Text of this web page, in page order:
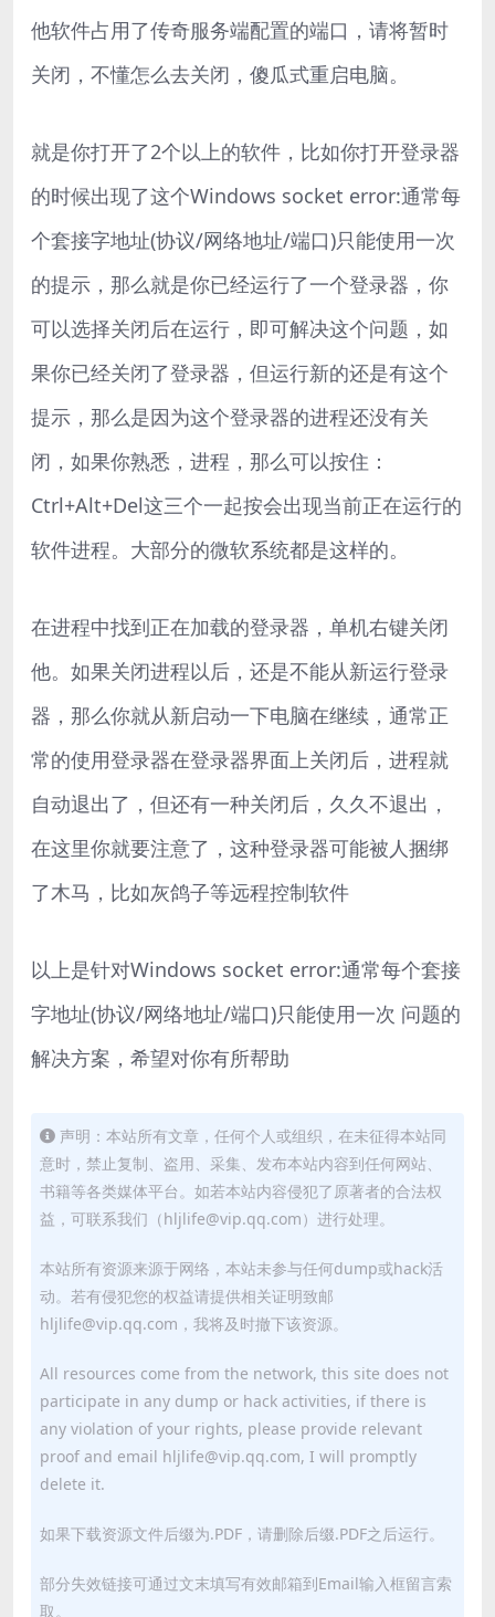
他软件占用了传奇服务端配置的端口，请将暂时
关闭，不懂怎么去关闭，傻瓜式重启电脑。
就是你打开了2个以上的软件，比如你打开登录器
的时候出现了这个Windows socket error:通常每
个套接字地址(协议/网络地址/端口)只能使用一次
的提示，那么就是你已经运行了一个登录器，你
可以选择关闭后在运行，即可解决这个问题，如
果你已经关闭了登录器，但运行新的还是有这个
提示，那么是因为这个登录器的进程还没有关
闭，如果你熟悉，进程，那么可以按住：
Ctrl+Alt+Del这三个一起按会出现当前正在运行的
软件进程。大部分的微软系统都是这样的。
在进程中找到正在加载的登录器，单机右键关闭
他。如果关闭进程以后，还是不能从新运行登录
器，那么你就从新启动一下电脑在继续，通常正
常的使用登录器在登录器界面上关闭后，进程就
自动退出了，但还有一种关闭后，久久不退出，
在这里你就要注意了，这种登录器可能被人捆绑
了木马，比如灰鸽子等远程控制软件
以上是针对Windows socket error:通常每个套接
字地址(协议/网络地址/端口)只能使用一次 问题的
解决方案，希望对你有所帮助
声明：本站所有文章，任何个人或组织，在未征得本站同
意时，禁止复制、盗用、采集、发布本站内容到任何网站、
书籍等各类媒体平台。如若本站内容侵犯了原著者的合法权
益，可联系我们（hljlife@vip.qq.com）进行处理。
本站所有资源来源于网络，本站未参与任何dump或hack活
动。若有侵犯您的权益请提供相关证明致邮
hljlife@vip.qq.com，我将及时撤下该资源。
All resources come from the network, this site does not
participate in any dump or hack activities, if there is
any violation of your rights, please provide relevant
proof and email hljlife@vip.qq.com, I will promptly
delete it.
如果下载资源文件后缀为.PDF，请删除后缀.PDF之后运行。
部分失效链接可通过文末填写有效邮箱到Email输入框留言索
取。